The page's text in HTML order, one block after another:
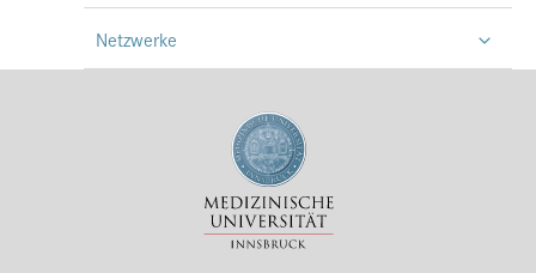
Netzwerke